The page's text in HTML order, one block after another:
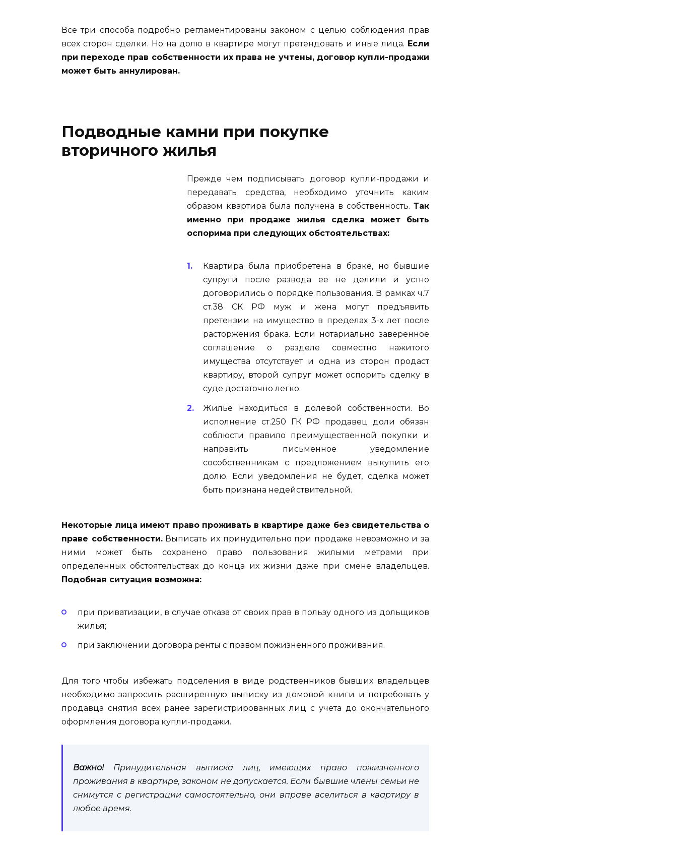
Все три способа подробно регламентированы законом с целью соблюдения прав
всех сторон сделки. Но на долю в квартире могут претендовать и иные лица. Если
при переходе прав собственности их права не учтены, договор купли-продажи
может быть аннулирован.
Подводные камни при покупке
вторичного жилья
Прежде чем подписывать договор купли-продажи и
передавать средства, необходимо уточнить каким
образом квартира была получена в собственность. Так
именно при продаже жилья сделка может быть
оспорима при следующих обстоятельствах:
Квартира была приобретена в браке, но бывшие
супруги после развода ее не делили и устно
договорились о порядке пользования. В рамках ч.7
ст.38 СК РФ муж и жена могут предъявить
претензии на имущество в пределах 3-х лет после
расторжения брака. Если нотариально заверенное
соглашение о разделе совместно нажитого
имущества отсутствует и одна из сторон продаст
квартиру, второй супруг может оспорить сделку в
суде достаточно легко.
Жилье находиться в долевой собственности. Во
исполнение ст.250 ГК РФ продавец доли обязан
соблюсти правило преимущественной покупки и
направить письменное уведомление
сособственникам с предложением выкупить его
долю. Если уведомления не будет, сделка может
быть признана недействительной.
Некоторые лица имеют право проживать в квартире даже без свидетельства о
праве собственности.Выписать их принудительно при продаже невозможно и за
ними может быть сохранено право пользования жилыми метрами при
определенных обстоятельствах до конца их жизни даже при смене владельцев.
Подобная ситуация возможна:
при приватизации, в случае отказа от своих прав в пользу одного из дольщиков
жилья;
при заключении договора ренты с правом пожизненного проживания.
Для того чтобы избежать подселения в виде родственников бывших владельцев
необходимо запросить расширенную выписку из домовой книги и потребовать у
продавца снятия всех ранее зарегистрированных лиц с учета до окончательного
оформления договора купли-продажи.
Важно! Принудительная выписка лиц, имеющих право пожизненного
проживания в квартире, законом не допускается. Если бывшие члены семьи не
снимутся с регистрации самостоятельно, они вправе вселиться в квартиру в
любое время.